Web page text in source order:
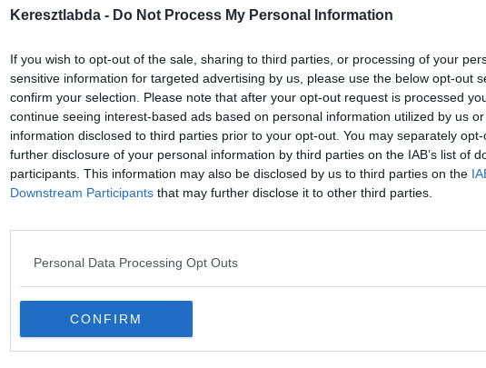
Keresztlabda - Do Not Process My Personal Information
If you wish to opt-out of the sale, sharing to third parties, or processing of your
sensitive information for targeted advertising by us, please use the below opt-out
confirm your selection. Please note that after your opt-out request is processed
continue seeing interest-based ads based on personal information utilized by us
information disclosed to third parties prior to your opt-out. You may separately
further disclosure of your personal information by third parties on the IAB’s list of
participants. This information may also be disclosed by us to third parties on the
Downstream Participants that may further disclose it to other third parties.
Personal Data Processing Opt Outs
CONFIRM
Hirdetés